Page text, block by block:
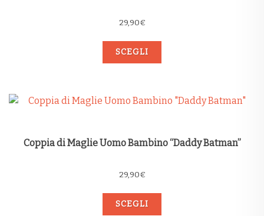
29,90€
SCEGLI
Coppia di Maglie Uomo Bambino “Daddy Batman”
29,90€
SCEGLI